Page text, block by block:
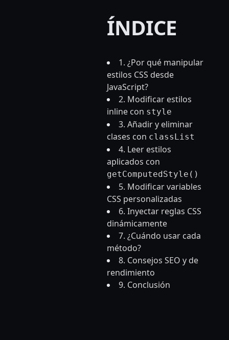
ÍNDICE
1. ¿Por qué manipular
estilos CSS desde
JavaScript?
2. Modificar estilos
inline con style
3. Añadir y eliminar
clases con classList
4. Leer estilos
aplicados con
getComputedStyle()
5. Modificar variables
CSS personalizadas
6. Inyectar reglas CSS
dinámicamente
7. ¿Cuándo usar cada
método?
8. Consejos SEO y de
rendimiento
9. Conclusión